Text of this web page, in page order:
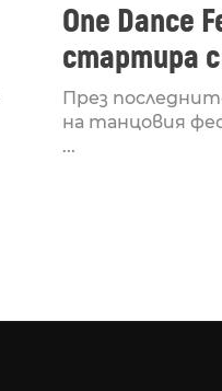
One Dance
стартира
Lucid,
рейв
През
на танцовия
...